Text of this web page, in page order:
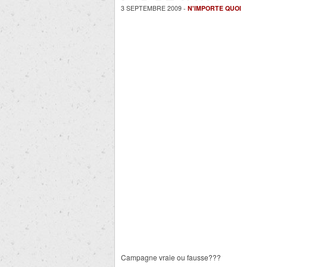
3 SEPTEMBRE 2009 - N'IMPORTE QUOI
Campagne vraie ou fausse???